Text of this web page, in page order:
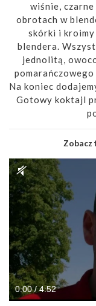
wiśnie, czarne
obrotach w
skórki i kroimy
blendera.
jednolitą,
Na koniec
Gotowy koktajl
Zobacz
0:00 / 4:52